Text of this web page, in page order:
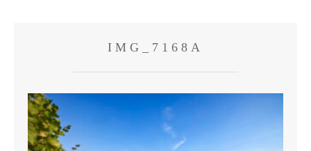
IMG_7168A